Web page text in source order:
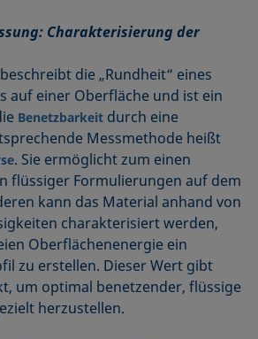
Charakterisierung der
beschreibt die „Rundheit“ eines
auf einer Oberfläche und ist ein
Benetzbarkeit durch eine
Messmethode heißt
. Sie ermöglicht zum einen
flüssiger Formulierungen auf dem
kann das Material anhand von
charakterisiert werden,
Oberflächenenergie ein
zu erstellen. Dieser Wert gibt
um optimal benetzender, flüssige
herzustellen.